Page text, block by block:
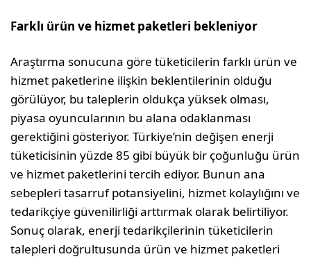
Farklı ürün ve hizmet paketleri bekleniyor
Araştırma sonucuna göre tüketicilerin farklı ürün ve
hizmet paketlerine ilişkin beklentilerinin olduğu
görülüyor, bu taleplerin oldukça yüksek olması,
piyasa oyuncularının bu alana odaklanması
gerektiğini gösteriyor. Türkiye’nin değişen enerji
tüketicisinin yüzde 85 gibi büyük bir çoğunluğu ürün
ve hizmet paketlerini tercih ediyor. Bunun ana
sebepleri tasarruf potansiyelini, hizmet kolaylığını ve
tedarikçiye güvenilirliği arttırmak olarak belirtiliyor.
Sonuç olarak, enerji tedarikçilerinin tüketicilerin
talepleri doğrultusunda ürün ve hizmet paketleri